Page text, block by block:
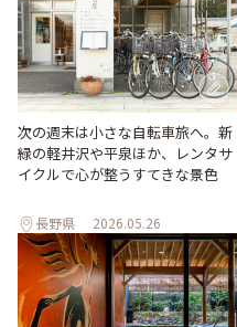
次の週末は小さな自転車旅へ。新
緑の軽井沢や平泉ほか、レンタサ
イクルで心が整うすてきな景色
長野県 2026.05.26